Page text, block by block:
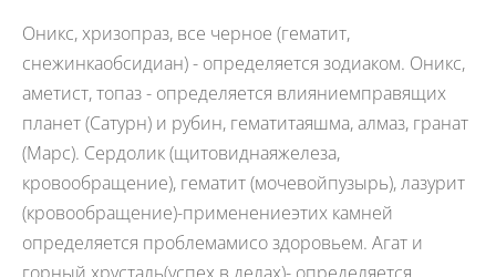
Оникс, хризопраз, все черное (гематит,
снежинкаобсидиан) - определяется зодиаком. Оникс,
аметист, топаз - определяется влияниемправящих
планет (Сатурн) и рубин, гематитаяшма, алмаз, гранат
(Марс). Сердолик (щитовиднаяжелеза,
кровообращение), гематит (мочевойпузырь), лазурит
(кровообращение)-применениеэтих камней
определяется проблемамисо здоровьем. Агат и